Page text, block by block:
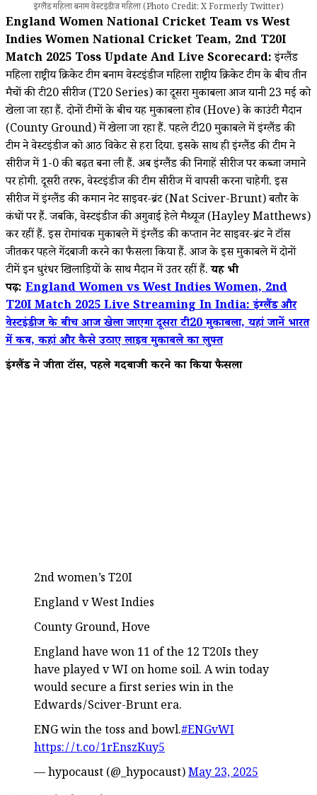
इंग्लैंड महिला बनाम वेस्टइंडीज महिला (Photo Credit: X Formerly Twitter)
England Women National Cricket Team vs West
Indies Women National Cricket Team, 2nd T20I
Match 2025 Toss Update And Live Scorecard:इंग्लैंड
महिला राष्ट्रीय क्रिकेट टीम बनाम वेस्टइंडीज महिला राष्ट्रीय क्रिकेट टीम के बीच तीन
मैचों की टी20 सीरीज (T20 Series) का दूसरा मुकाबला आज यानी 23 मई को
खेला जा रहा हैं. दोनों टीमों के बीच यह मुकाबला होव (Hove) के काउंटी मैदान
(County Ground) में खेला जा रहा हैं. पहले टी20 मुकाबले में इंग्लैंड की
टीम ने वेस्टइंडीज को आठ विकेट से हरा दिया. इसके साथ ही इंग्लैंड की टीम ने
सीरीज में 1-0 की बढ़त बना ली हैं. अब इंग्लैंड की निगाहें सीरीज पर कब्जा जमाने
पर होगी. दूसरी तरफ, वेस्टइंडीज की टीम सीरीज में वापसी करना चाहेगी. इस
सीरीज में इंग्लैंड की कमान नेट साइवर-ब्रंट (Nat Sciver-Brunt) बतौर के
कंधों पर हैं. जबकि, वेस्टइंडीज की अगुवाई हेले मैथ्यूज (Hayley Matthews)
कर रहीं हैं. इस रोमांचक मुकाबले में इंग्लैंड की कप्तान नेट साइवर-ब्रंट ने टॉस
जीतकर पहले गेंदबाजी करने का फैसला किया हैं. आज के इस मुकाबले में दोनों
टीमें इन धुरंधर खिलाड़ियों के साथ मैदान में उतर रहीं हैं.यह भी
पढ़ें: England Women vs West Indies Women, 2nd
T20I Match 2025 Live Streaming In India: इंग्लैंड और
वेस्टइंडीज के बीच आज खेला जाएगा दूसरा टी20 मुकाबला, यहां जानें भारत
में कब, कहां और कैसे उठाए लाइव मुकाबले का लुफ्त
इंग्लैंड ने जीता टॉस, पहले गेंदबाजी करने का किया फैसला
2nd women’s T20I
England v West Indies
County Ground, Hove
England have won 11 of the 12 T20Is they
have played v WI on home soil. A win today
would secure a first series win in the
Edwards/Sciver-Brunt era.
ENG win the toss and bowl.#ENGvWI
https://t.co/1rEnszKuy5
— hypocaust (@_hypocaust)May 23, 2025